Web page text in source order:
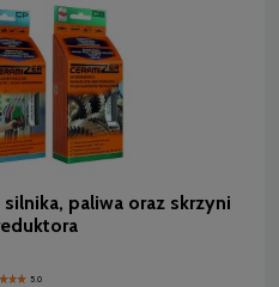
silnika, paliwa oraz skrzyni
5.0